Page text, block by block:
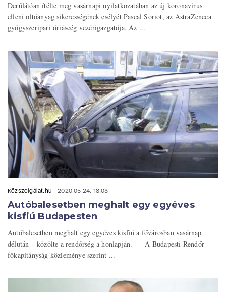
Derűlátóan ítélte meg vasárnapi nyilatkozatában az új koronavírus
elleni oltóanyag sikerességének esélyét Pascal Soriot, az AstraZeneca
gyógyszeripari óriáscég vezérigazgatója. Az ...
Közszolgálat.hu 2020.05.24. 18:03
Autóbalesetben meghalt egy egyéves
kisfiú Budapesten
Autóbalesetben meghalt egy egyéves kisfiú a fővárosban vasárnap
délután – közölte a rendőrség a honlapján. A Budapesti Rendőr-
főkapitányság közleménye szerint ...